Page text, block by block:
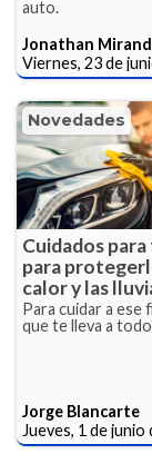
auto.
Jonathan
Viernes, 23 de
Novedades
Cuidados
para
calor y las
Para cuidar a ese
que te lleva a
Jorge Blancarte
Jueves, 1 de junio